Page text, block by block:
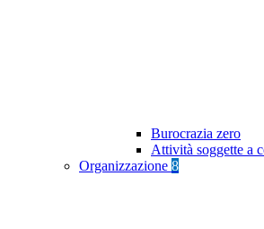
Burocrazia zero
Attività soggette a
Organizzazione 8